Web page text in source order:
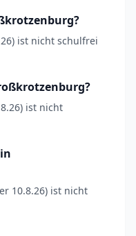
ist nicht schulfrei
ist nicht
10.8.26) ist nicht